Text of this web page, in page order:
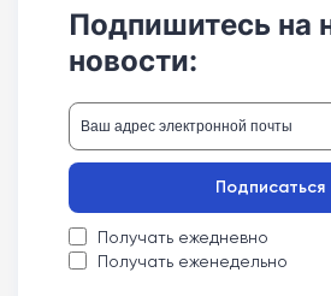
Подпишитесь на
новости:
Получать ежедневно
Получать еженедельно
Подписаться